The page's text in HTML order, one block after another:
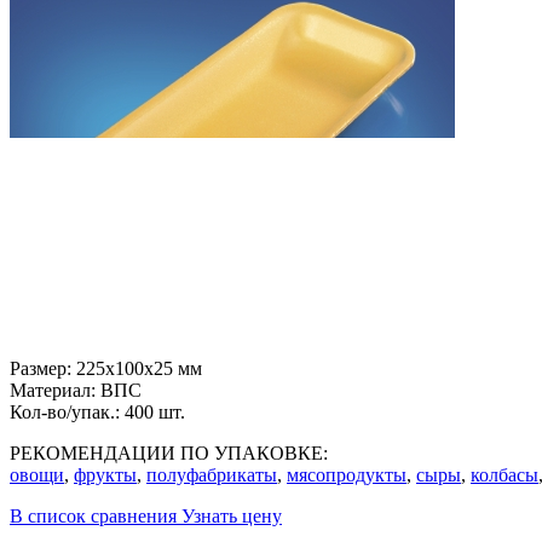
Размер: 225x100x25 мм
Материал: ВПС
Кол-во/упак.: 400 шт.
РЕКОМЕНДАЦИИ ПО УПАКОВКЕ:
овощи, фрукты, полуфабрикаты, мясопродукты, сыры, колбасы,
В список сравнения Узнать цену